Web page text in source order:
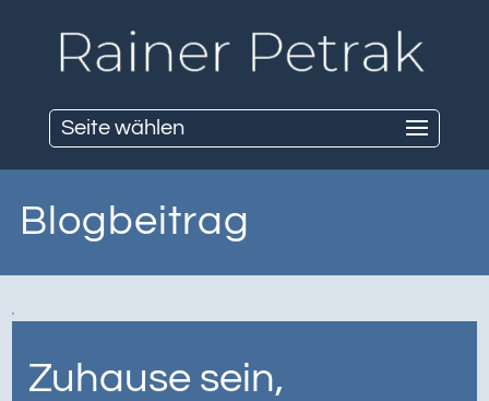
Seite wählen
Blogbeitrag
Zuhause sein,